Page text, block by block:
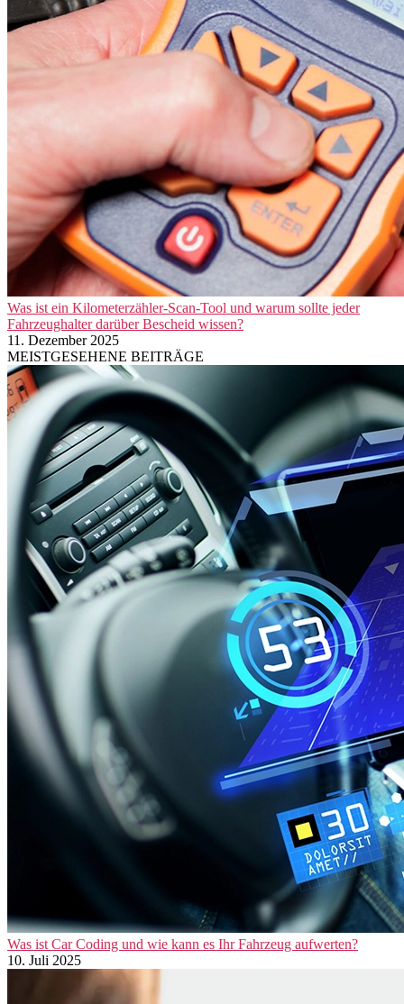
Was ist ein Kilometerzähler-Scan-Tool und warum sollte jeder
Fahrzeughalter darüber Bescheid wissen?
11. Dezember 2025
MEISTGESEHENE BEITRÄGE
Was ist Car Coding und wie kann es Ihr Fahrzeug aufwerten?
10. Juli 2025